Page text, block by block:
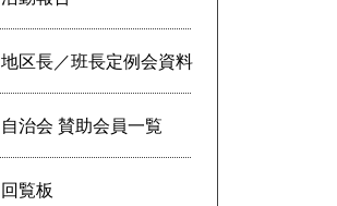
地区長／班長定例会資料
自治会 賛助会員一覧
回覧板